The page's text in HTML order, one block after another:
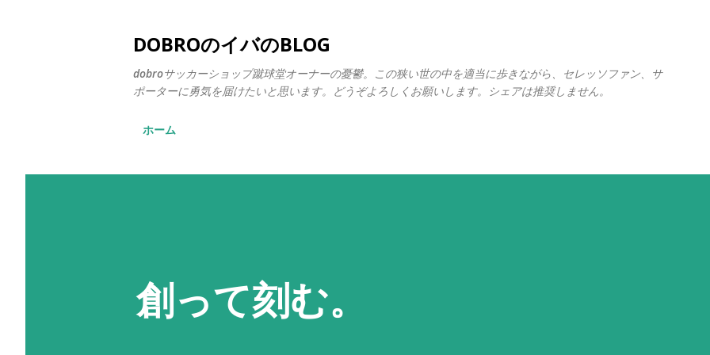
DOBROのイバのBLOG
dobroサッカーショップ蹴球堂オーナーの憂鬱。この狭い世の中を適当に歩きながら、セレッソファン、サ
ポーターに勇気を届けたいと思います。どうぞよろしくお願いします。シェアは推奨しません。
ホーム
創って刻む。